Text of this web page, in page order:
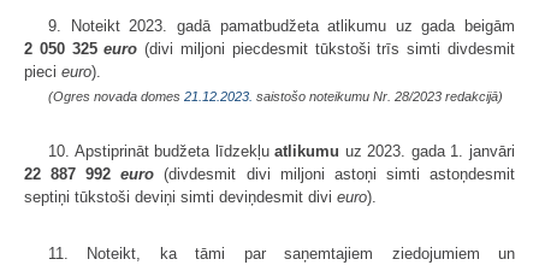
9. Noteikt 2023. gadā pamatbudžeta atlikumu uz gada beigām
2 050 325euro (divi miljoni piecdesmit tūkstoši trīs simti divdesmit
pieci euro).
(Ogres novada domes 21.12.2023. saistošo noteikumu Nr. 28/2023 redakcijā)
10. Apstiprināt budžeta līdzekļuatlikumu uz 2023. gada 1. janvāri
22 887 992euro (divdesmit divi miljoni astoņi simti astoņdesmit
septiņi tūkstoši deviņi simti deviņdesmit divi euro).
11. Noteikt, ka tāmi par saņemtajiem ziedojumiem un